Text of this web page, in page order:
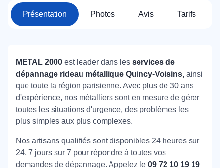
Présentation Photos Avis Tarifs
METAL 2000 est leader dans les services de
dépannage rideau métallique Quincy-Voisins, ainsi
que toute la région parisienne. Avec plus de 30 ans
d'expérience, nos métalliers sont en mesure de gérer
toutes les situations d'urgence, des problèmes les
plus simples aux plus complexes.
Nos artisans qualifiés sont disponibles 24 heures sur
24, 7 jours sur 7 pour répondre à toutes vos
demandes de dépannage. Appelez le 09 72 10 19 19